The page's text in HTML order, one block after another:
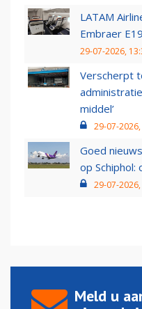
LATAM
Embraer
29-07-2026,
Verscherpt
middel’
29-07-
Goed
op Schiphol:
29-07-
Meld u